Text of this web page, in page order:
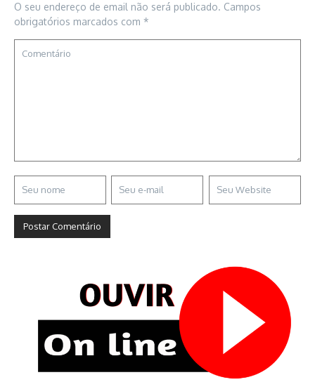
O seu endereço de email não será publicado. Campos
obrigatórios marcados com *